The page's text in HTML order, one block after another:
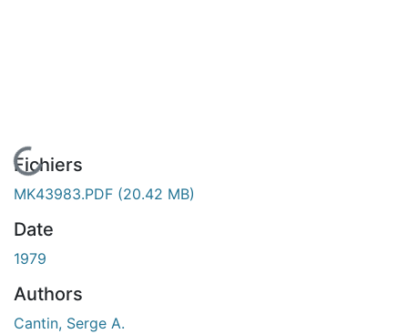
En cours de chargement...
Fichiers
MK43983.PDF (20.42 MB)
Date
1979
Authors
Cantin, Serge A.